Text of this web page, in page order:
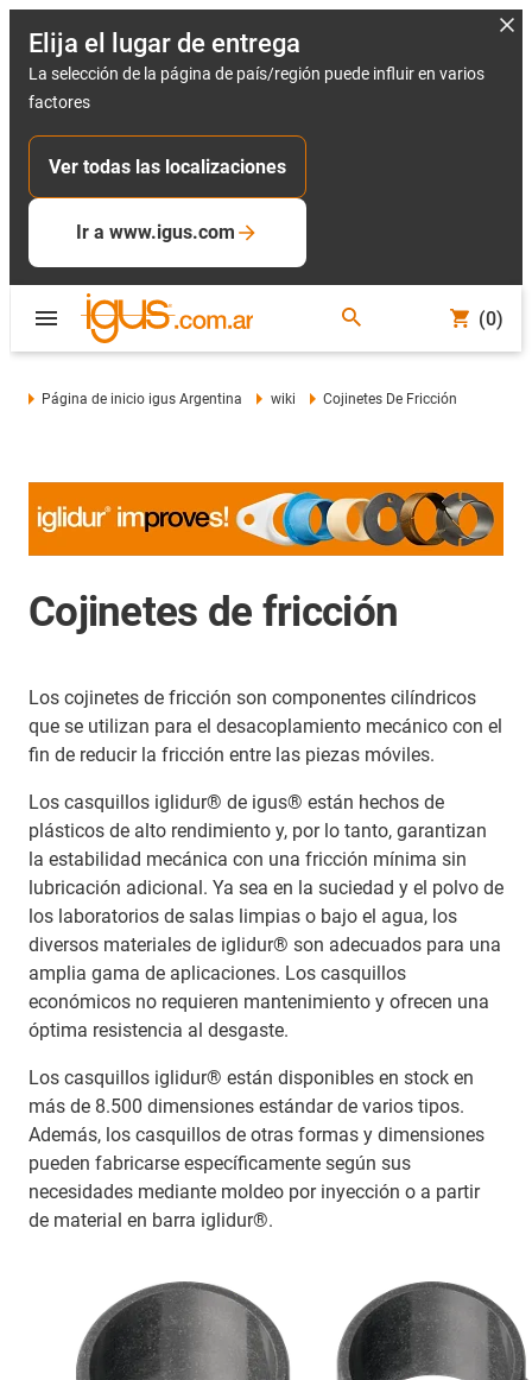
Elija el lugar de entrega
La selección de la página de país/región puede influir en varios
factores
Ver todas las localizaciones
Ir a www.igus.com
(0)
Página de inicio igus Argentina wiki Cojinetes De Fricción
Cojinetes de fricción
Los cojinetes de fricción son componentes cilíndricos
que se utilizan para el desacoplamiento mecánico con el
fin de reducir la fricción entre las piezas móviles.
Los casquillos iglidur® de igus® están hechos de
plásticos de alto rendimiento y, por lo tanto, garantizan
la estabilidad mecánica con una fricción mínima sin
lubricación adicional. Ya sea en la suciedad y el polvo de
los laboratorios de salas limpias o bajo el agua, los
diversos materiales de iglidur® son adecuados para una
amplia gama de aplicaciones. Los casquillos
económicos no requieren mantenimiento y ofrecen una
óptima resistencia al desgaste.
Los casquillos iglidur® están disponibles en stock en
más de 8.500 dimensiones estándar de varios tipos.
Además, los casquillos de otras formas y dimensiones
pueden fabricarse específicamente según sus
necesidades mediante moldeo por inyección o a partir
de material en barra iglidur®.